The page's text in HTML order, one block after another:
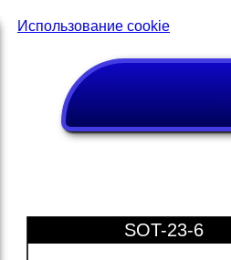
Использование cookie
SOT-23-6